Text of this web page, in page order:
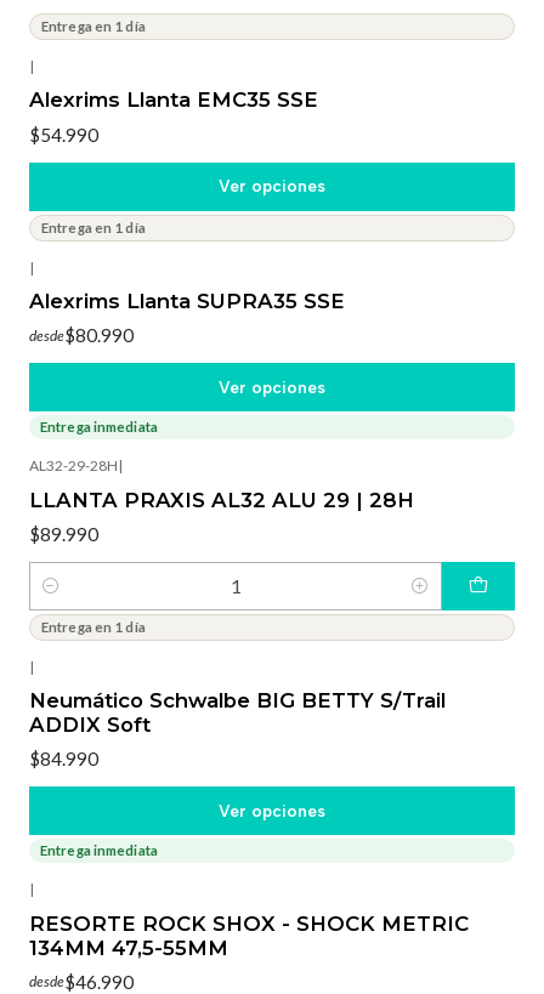
Entrega en 1 día
|
Alexrims Llanta EMC35 SSE
$54.990
Ver opciones
Entrega en 1 día
|
Alexrims Llanta SUPRA35 SSE
desde$80.990
Ver opciones
Entrega inmediata
AL32-29-28H |
LLANTA PRAXIS AL32 ALU 29 | 28H
$89.990
Cantidad
Entrega en 1 día
|
Neumático Schwalbe BIG BETTY S/Trail
ADDIX Soft
$84.990
Ver opciones
Entrega inmediata
|
RESORTE ROCK SHOX - SHOCK METRIC
134MM 47,5-55MM
desde$46.990